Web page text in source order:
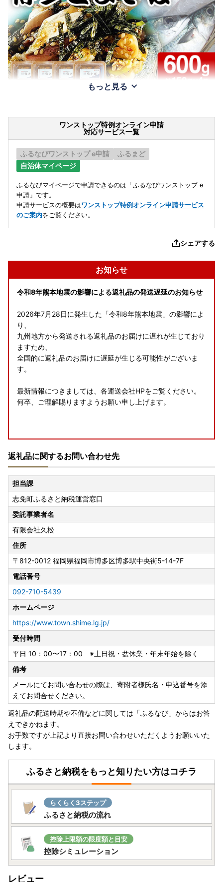
もっと見る
ワンストップ特例オンライン申請
対応サービス一覧
ふるなびワンストップ e申請
ふるまど
自治体マイページ
ふるなびマイページで申請できるのは「ふるなびワンストップ e
申請」です。
申請サービスの概要はワンストップ特例オンライン申請サービス
のご案内をご覧ください。
シェアする
お知らせ
令和8年熊本地震の影響による返礼品の発送遅延のお知らせ
2026年7月28日に発生した「令和8年熊本地震」の影響によ
り、
九州地方から発送される返礼品のお届けに遅れが生じており
ますため、
全国的に返礼品のお届けに遅延が生じる可能性がございま
す。
最新情報につきましては、各運送会社HPをご覧ください。
何卒、ご理解賜りますようお願い申し上げます。
誠に勝手ながら、以下の期間、お問い合わせへの返信・返礼
品の発送手配を休止いたします。
ご不便をおかけしますが、何卒ご了承くださいませ。
夏季休業日
8月13日（木）～8月16日（日）
---------------------
事務所移転に伴う休業日
8月24日（月）・8月25日（火）
※寄附申込は上記期間も受け付けております。
◆お問い合わせは窓口対応日に順次ご返信いたします。
◆事務所移転に伴う休業日（8月24日・25日）にお急ぎのご
用件がございましたら、志免町役場（TEL：092-935-185
4）までご連絡ください。
◆返礼品の発送については、各ページの記載内容をご確認く
ださい。
◆返礼品ページに記載の納期よりお時間をいただく場合がご
ざいます。
【窓口対応日：土日祝除く平日10時～17時】
---------------------
ぎの場合にはダウンロードください。
■ワンストップ特例申請書提出先
〒811-2292
福岡県糟屋郡志免町志免中央1丁目1番1号
TEL：092-935-1854
■オンラインワンストップ申請について
返礼品に関するお問い合わせ先
担当課
志免町ふるさと納税運営窓口
委託事業者名
有限会社久松
住所
〒812-0012 福岡県福岡市博多区博多駅中央街5-14-7F
電話番号
092-710-5439
ホームページ
https://www.town.shime.lg.jp/
受付時間
平日 10：00〜17：00 ※土日祝・盆休業・年末年始を除く
備考
メールにてお問い合わせの際は、寄附者様氏名・申込番号を添
えてお問合せください。
返礼品の配送時期や不備などに関しては「ふるなび」からはお答
えできかねます。
お手数ですが上記より直接お問い合わせいただくようお願いいた
します。
ふるさと納税をもっと知りたい方はコチラ
らくらく3ステップ
ふるさと納税の流れ
控除上限額の限度額と目安
控除シミュレーション
レビュー